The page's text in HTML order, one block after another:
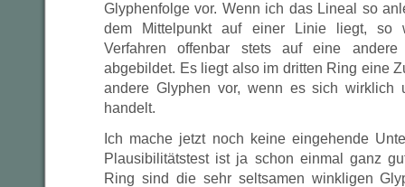
Glyphenfolge vor. Wenn ich das Lineal so
dem Mittelpunkt auf einer Linie liegt, so
Verfahren offenbar stets auf eine
abgebildet. Es liegt also im dritten Ring eine
andere Glyphen vor, wenn es sich wirklich
handelt.
Ich mache jetzt noch keine eingehende
Plausibilitätstest ist ja schon einmal ganz
Ring sind die sehr seltsamen winkligen